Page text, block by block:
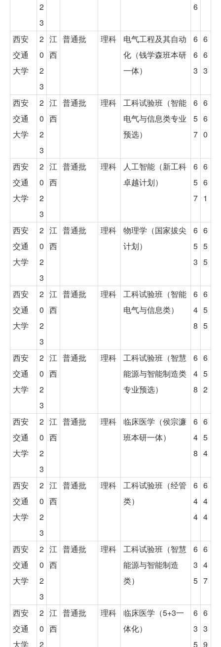
2
3
6
西安
交通
大学
2
0
2
3
江
西
普通批 理科
电气工程及其自动
化（钱学森班本研
一体）
6
6
3
6
6
3
西安
交通
大学
2
0
2
3
江
西
普通批 理科
工科试验班（智能
电气与信息类专业
预选）
6
5
7
6
6
0
西安
交通
大学
2
0
2
3
江
西
普通批 理科
人工智能（新工科
卓越计划）
6
5
7
6
6
1
西安
交通
大学
2
0
2
3
江
西
普通批 理科
物理学（国家拔尖
计划）
6
5
3
6
5
5
西安
交通
大学
2
0
2
3
江
西
普通批 理科
工科试验班（智能
电气与信息类）
6
4
8
6
5
5
西安
交通
大学
2
0
2
3
江
西
普通批 理科
工科试验班（智慧
能源与智能制造类
专业预选）
6
4
8
6
5
2
西安
交通
大学
2
0
2
3
江
西
普通批 理科
临床医学（侯宗濂
班本研一体）
6
4
8
6
5
4
西安
交通
大学
2
0
2
3
江
西
普通批 理科
工科试验班（经管
类）
6
4
4
6
4
4
西安
交通
大学
2
0
2
3
江
西
普通批 理科
工科试验班（智慧
能源与智能制造
类）
6
3
5
6
4
7
西安
交通
大学
2
0
2
江
西
普通批 理科
临床医学（5+3一
体化）
6
3
5
6
3
9